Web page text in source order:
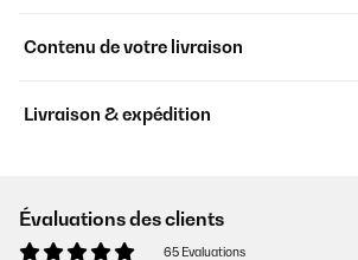
Contenu de votre livraison
Livraison & expédition
Évaluations des clients
65 Evaluations